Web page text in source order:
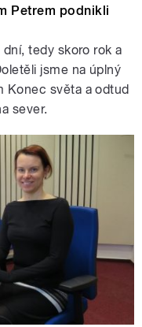
Petrem podnikli
tedy skoro rok a
jsme na úplný
Konec světa a odtud
sever.